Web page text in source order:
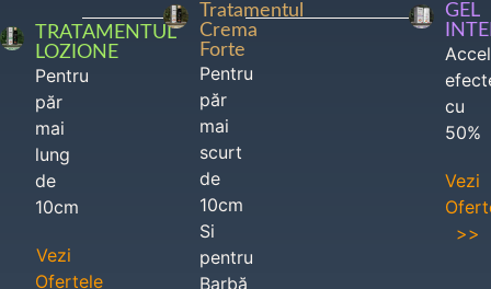
TRATAMENTUL
LOZIONE
Pentru
păr
mai
lung
de
10cm
Vezi
Ofertele
Tratamentul
Crema
Forte
Pentru
păr
mai
scurt
de
10cm
Si
pentru
Barbă
GEL
cu
50%
Vezi
>>